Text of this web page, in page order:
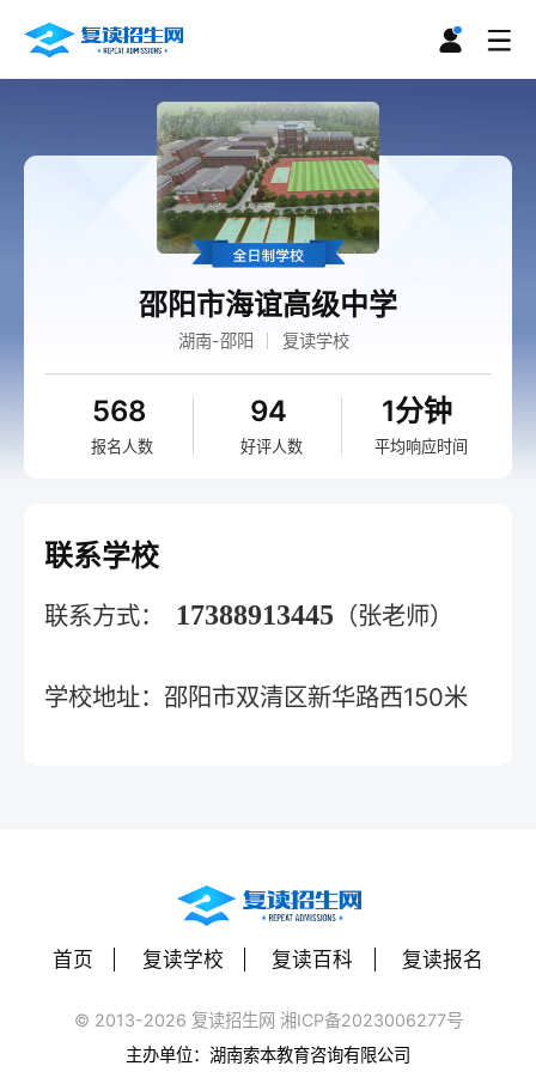
邵阳市海谊高级中学
湖南-邵阳 复读学校
568
报名人数
94
好评人数
1分钟
平均响应时间
联系学校
联系方式： 17388913445 （张老师）
学校地址：邵阳市双清区新华路西150米
首页 复读学校 复读百科 复读报名
© 2013-2026 复读招生网 湘ICP备2023006277号
主办单位：湖南索本教育咨询有限公司